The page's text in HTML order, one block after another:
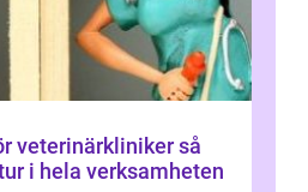
så
i hela verksamheten